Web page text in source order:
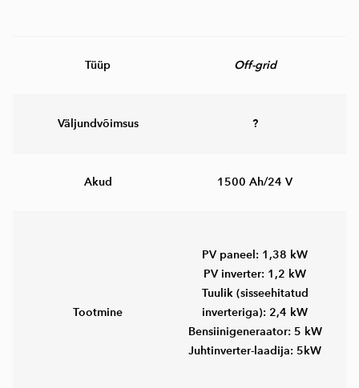
Tüüp Off-grid
Väljundvõimsus ?
Akud 1500 Ah/24 V
Tootmine
PV paneel: 1,38 kW
PV inverter: 1,2 kW
Tuulik (sisseehitatud
inverteriga): 2,4 kW
Bensiinigeneraator: 5 kW
Juhtinverter-laadija: 5kW